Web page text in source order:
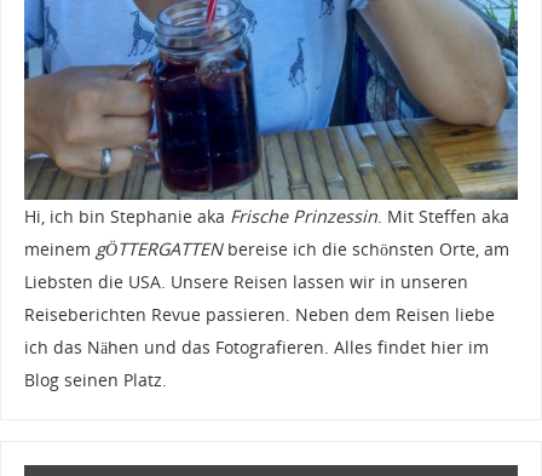
Hi, ich bin Stephanie aka Frische Prinzessin. Mit Steffen aka
meinem gÖTTERGATTENbereise ich die schönsten Orte, am
Liebsten die USA. Unsere Reisen lassen wir in unseren
Reiseberichten Revue passieren. Neben dem Reisen liebe
ich das Nähen und das Fotografieren. Alles findet hier im
Blog seinen Platz.